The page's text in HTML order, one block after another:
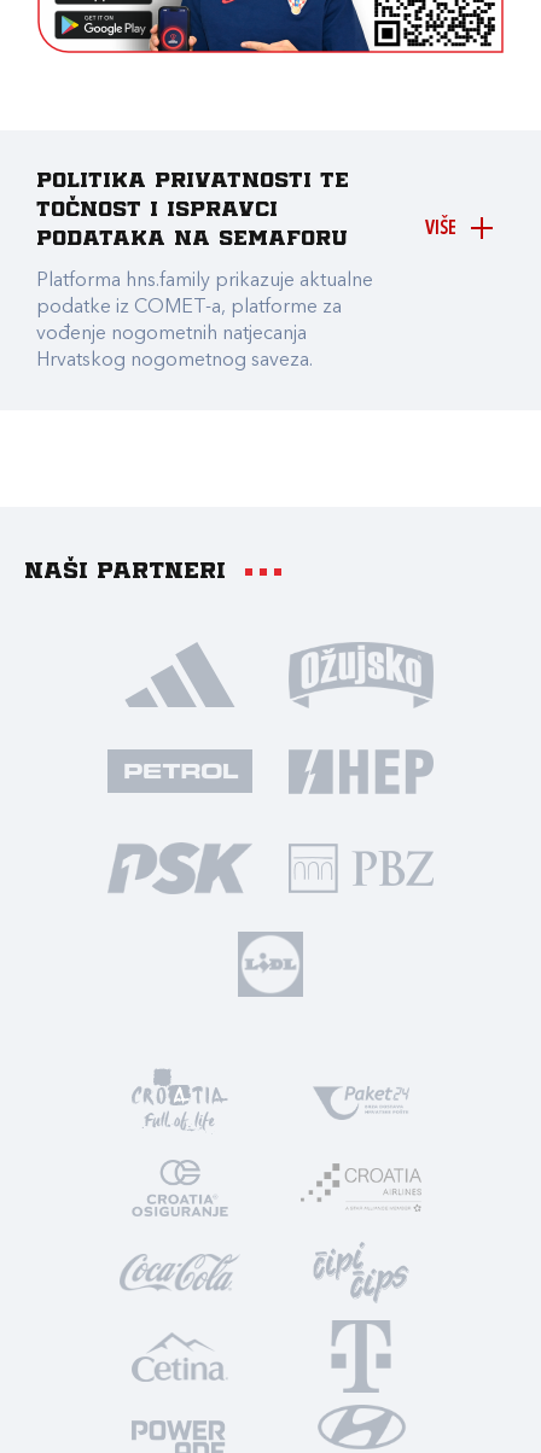
VIŠE
Politika privatnosti te
točnost i ispravci
podataka na Semaforu
Platforma hns.family prikazuje aktualne
podatke iz COMET-a, platforme za
vođenje nogometnih natjecanja
Hrvatskog nogometnog saveza.
Naši partneri